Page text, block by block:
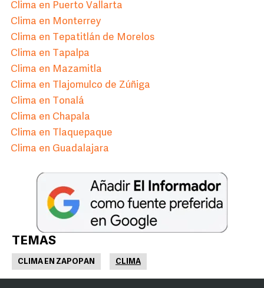
Clima en Puerto Vallarta
Clima en Monterrey
Clima en Tepatitlán de Morelos
Clima en Tapalpa
Clima en Mazamitla
Clima en Tlajomulco de Zúñiga
Clima en Tonalá
Clima en Chapala
Clima en Tlaquepaque
Clima en Guadalajara
TEMAS
CLIMA EN ZAPOPAN CLIMA